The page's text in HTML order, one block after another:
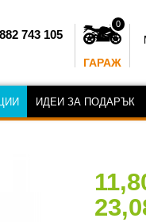
743 105
0
ГАРАЖ
ИДЕИ ЗА ПОДАРЪК